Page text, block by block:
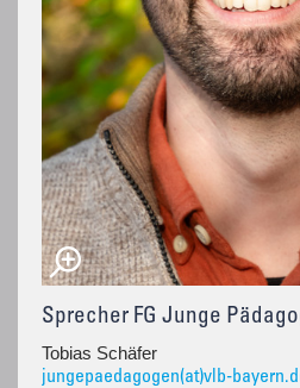
Sprecher FG Junge
Tobias Schäfer
jungepaedagogen(at)vlb-